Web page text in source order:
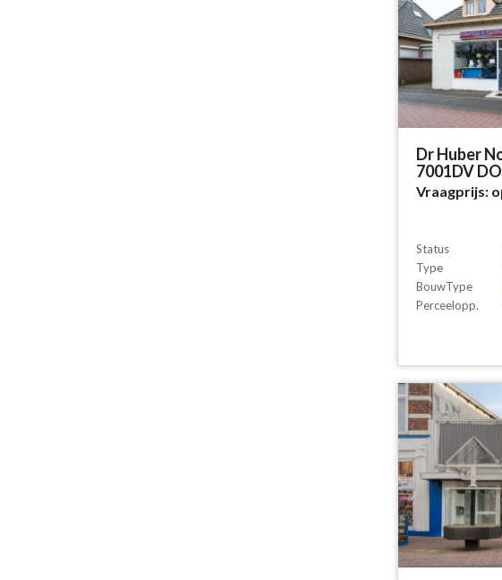
Dr Huber
7001DV
Vraagprijs:
Status
Type
BouwType
Perceelopp.